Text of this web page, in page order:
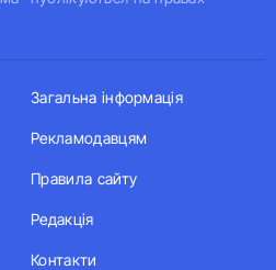
Загальна інформація
Рекламодавцям
Правила сайту
Редакція
Контакти